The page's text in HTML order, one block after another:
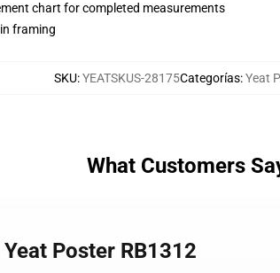
chart for completed measurements
framing
SKU:YEATSKUS-28175Categorías:Yeat
What Customers
Poster RB1312